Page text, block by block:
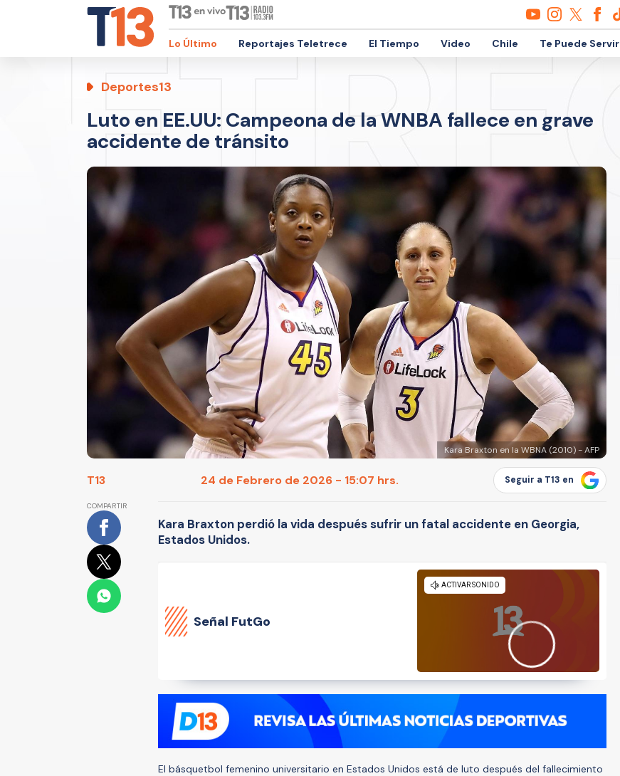
Lo Último Reportajes Teletrece El Tiempo Video Chile Te Puede Servir
Deportes13
Luto en EE.UU: Campeona de la WNBA fallece en grave
accidente de tránsito
Kara Braxton en la WBNA (2010) - AFP
T13 24 de Febrero de 2026 - 15:07 hrs. Seguir a T13 en
COMPARTIR
Kara Braxton perdió la vida después sufrir un fatal accidente en Georgia,
Estados Unidos.
Señal FutGo
El básquetbol femenino universitario en Estados Unidos está de luto después del fallecimiento